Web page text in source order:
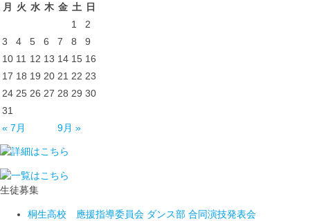
月 火 水 木 金 土 日
1
2
3
4 5 6 7 8
9
10 11 12 13 14 15 16
17 18 19 20 21 22 23
24 25 26 27 28 29 30
31
« 7月
9月 »
生徒募集
桐生高校 應援指導委員会 ダンス部 合同演技発表会